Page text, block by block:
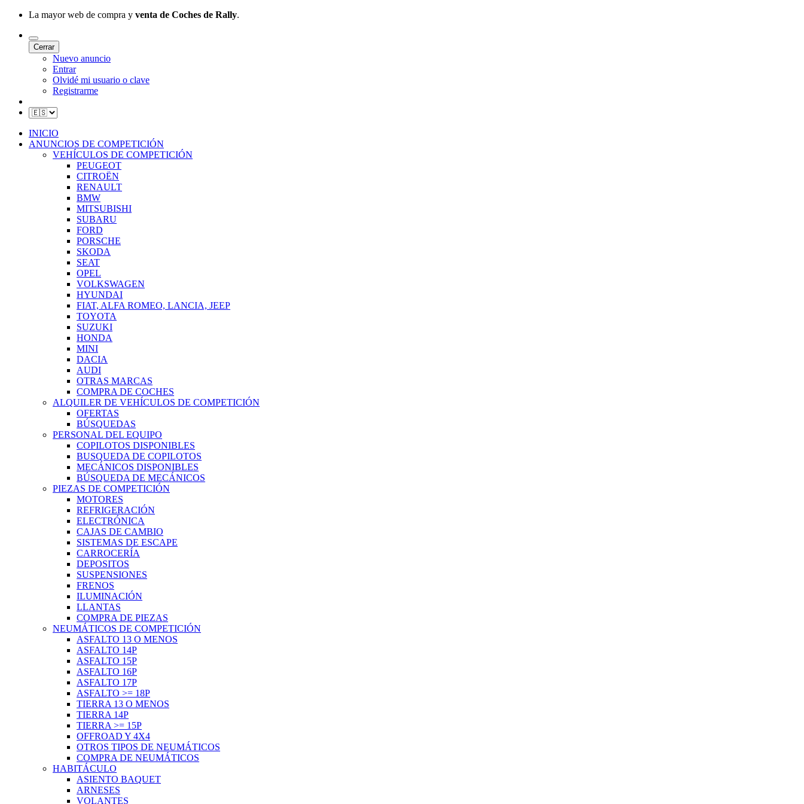
La mayor web de compra y venta de Coches de Rally.
Cerrar
Nuevo anuncio
Entrar
Olvidé mi usuario o clave
Registrarme
INICIO
ANUNCIOS DE COMPETICIÓN
VEHÍCULOS DE COMPETICIÓN
PEUGEOT
CITROËN
RENAULT
BMW
MITSUBISHI
SUBARU
FORD
PORSCHE
SKODA
SEAT
OPEL
VOLKSWAGEN
HYUNDAI
FIAT, ALFA ROMEO, LANCIA, JEEP
TOYOTA
SUZUKI
HONDA
MINI
DACIA
AUDI
OTRAS MARCAS
COMPRA DE COCHES
ALQUILER DE VEHÍCULOS DE COMPETICIÓN
OFERTAS
BÚSQUEDAS
PERSONAL DEL EQUIPO
COPILOTOS DISPONIBLES
BUSQUEDA DE COPILOTOS
MECÁNICOS DISPONIBLES
BÚSQUEDA DE MECÁNICOS
PIEZAS DE COMPETICIÓN
MOTORES
REFRIGERACIÓN
ELECTRÓNICA
CAJAS DE CAMBIO
SISTEMAS DE ESCAPE
CARROCERÍA
DEPOSITOS
SUSPENSIONES
FRENOS
ILUMINACIÓN
LLANTAS
COMPRA DE PIEZAS
NEUMÁTICOS DE COMPETICIÓN
ASFALTO 13 O MENOS
ASFALTO 14P
ASFALTO 15P
ASFALTO 16P
ASFALTO 17P
ASFALTO >= 18P
TIERRA 13 O MENOS
TIERRA 14P
TIERRA >= 15P
OFFROAD Y 4X4
OTROS TIPOS DE NEUMÁTICOS
COMPRA DE NEUMÁTICOS
HABITÁCULO
ASIENTO BAQUET
ARNESES
VOLANTES